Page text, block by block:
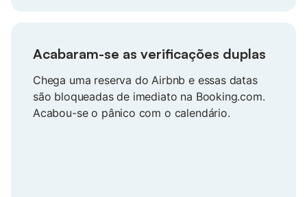
Acabaram-se as verificações duplas
Chega uma reserva do Airbnb e essas datas
são bloqueadas de imediato na Booking.com.
Acabou-se o pânico com o calendário.